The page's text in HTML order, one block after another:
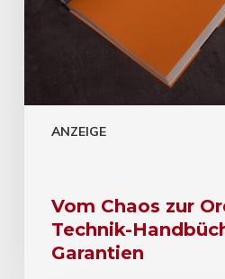
ANZEIGE
Vom Chaos zur
Technik-
Garantien